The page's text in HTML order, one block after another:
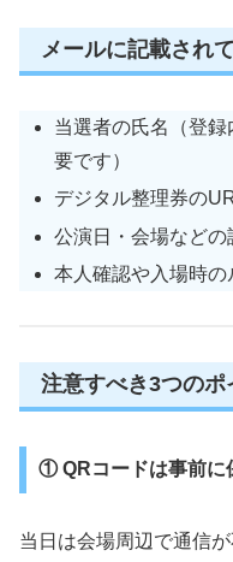
メールに記載され
当選者の氏名（登
要です）
デジタル整理券の
公演日・会場などの
本人確認や入場時
注意すべき3つのポ
① QRコードは事前に
当日は会場周辺で通信